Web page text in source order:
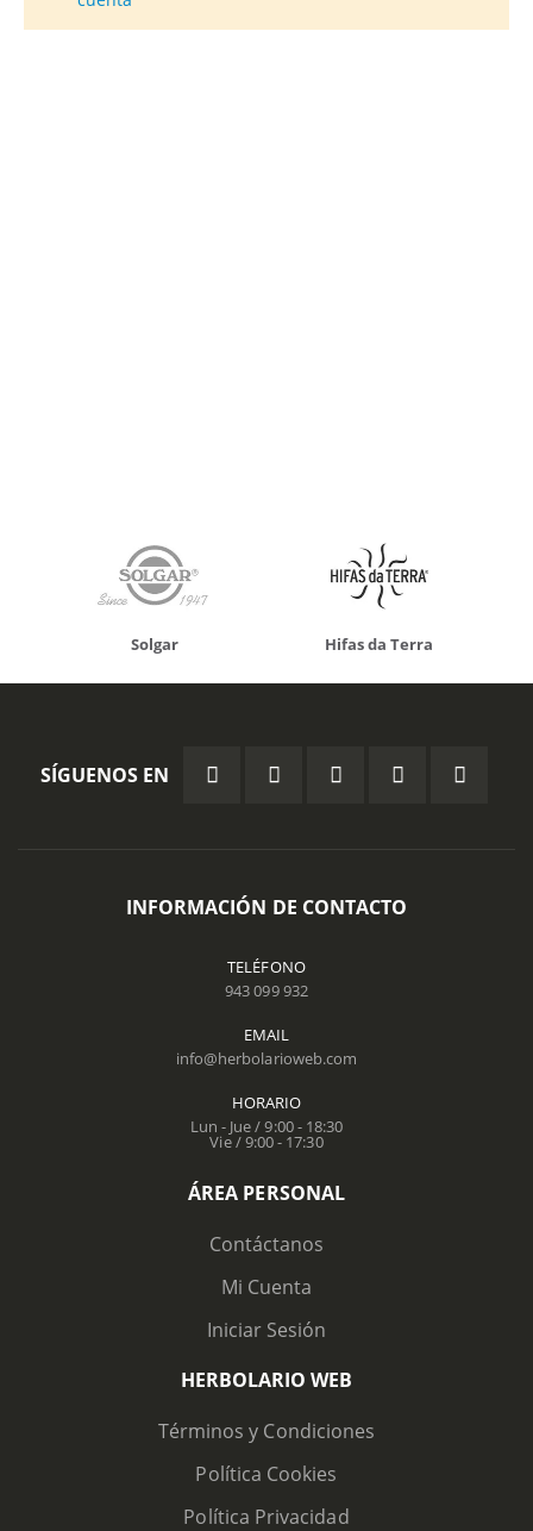
Solgar Hifas da Terra
SÍGUENOS EN
INFORMACIÓN DE CONTACTO
TELÉFONO
943 099 932
EMAIL
info@herbolarioweb.com
HORARIO
Lun - Jue / 9:00 - 18:30
Vie / 9:00 - 17:30
ÁREA PERSONAL
Contáctanos
Mi Cuenta
Iniciar Sesión
HERBOLARIO WEB
Términos y Condiciones
Política Cookies
Política Privacidad